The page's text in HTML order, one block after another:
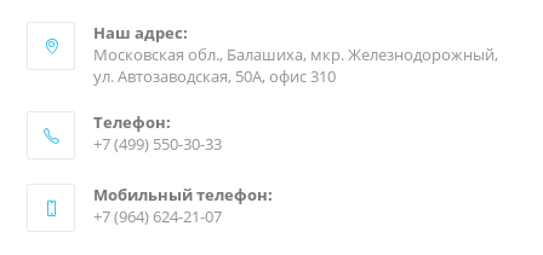
Наш адрес:
Московская обл., Балашиха, мкр. Железнодорожный,
ул. Автозаводская, 50А, офис 310
Телефон:
+7 (499) 550-30-33
Мобильный телефон:
+7 (964) 624-21-07